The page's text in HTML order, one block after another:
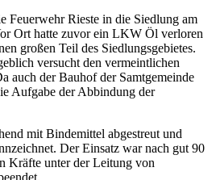
Feuerwehr Rieste in die Siedlung am
Ort hatte zuvor ein LKW Öl verloren
großen Teil des Siedlungsgebietes.
versucht den vermeintlichen
auch der Bauhof der Samtgemeinde
Aufgabe der Abbindung der
mit Bindemittel abgestreut und
Der Einsatz war nach gut 90
Kräfte unter der Leitung von